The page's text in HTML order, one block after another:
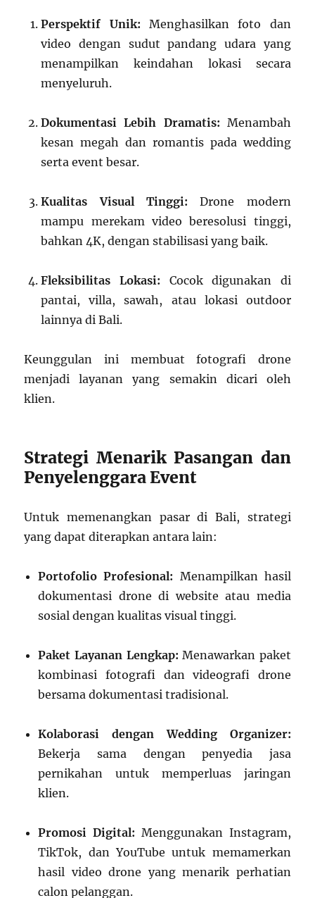
Perspektif Unik: Menghasilkan foto dan
video dengan sudut pandang udara yang
menampilkan keindahan lokasi secara
menyeluruh.
Dokumentasi Lebih Dramatis: Menambah
kesan megah dan romantis pada wedding
serta event besar.
Kualitas Visual Tinggi: Drone modern
mampu merekam video beresolusi tinggi,
bahkan 4K, dengan stabilisasi yang baik.
Fleksibilitas Lokasi: Cocok digunakan di
pantai, villa, sawah, atau lokasi outdoor
lainnya di Bali.
Keunggulan ini membuat fotografi drone
menjadi layanan yang semakin dicari oleh
klien.
Strategi Menarik Pasangan dan
Penyelenggara Event
Untuk memenangkan pasar di Bali, strategi
yang dapat diterapkan antara lain:
Portofolio Profesional: Menampilkan hasil
dokumentasi drone di website atau media
sosial dengan kualitas visual tinggi.
Paket Layanan Lengkap: Menawarkan paket
kombinasi fotografi dan videografi drone
bersama dokumentasi tradisional.
Kolaborasi dengan Wedding Organizer:
Bekerja sama dengan penyedia jasa
pernikahan untuk memperluas jaringan
klien.
Promosi Digital: Menggunakan Instagram,
TikTok, dan YouTube untuk memamerkan
hasil video drone yang menarik perhatian
calon pelanggan.